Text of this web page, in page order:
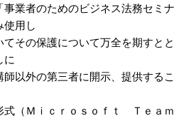
のためのビジネス法務セミナ
使用し
保護について万全を期すとと
に
の第三者に開示、提供するこ
Ｍｉｃｒｏｓｏｆｔ Ｔｅａｍ